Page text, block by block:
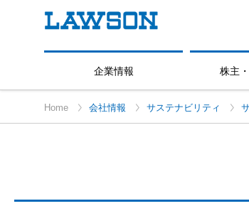
企業情報 株主
Home 会社情報 サステナビリティ